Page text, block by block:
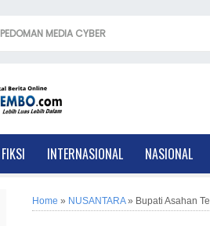
PEDOMAN MEDIA CYBER
FIKSI INTERNASIONAL NASIONAL
Home » NUSANTARA» Bupati Asahan